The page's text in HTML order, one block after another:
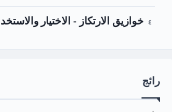
خوازيق الارتكاز - الاختيار
رائج